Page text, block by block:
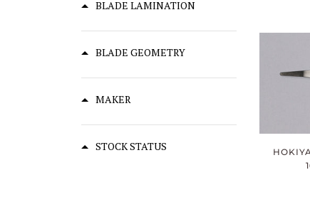
BLADE LAMINATION
BLADE GEOMETRY
MAKER
STOCK STATUS